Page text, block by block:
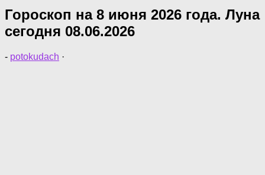
Гороскоп на 8 июня 2026 года. Луна
сегодня 08.06.2026
- potokudach ·